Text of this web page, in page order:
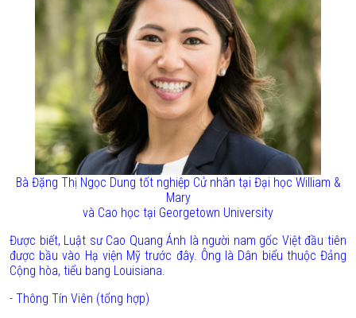
Bà Đặng Thị Ngọc Dung tốt nghiệp Cử nhân tại Đại học William &
Mary
và Cao học tại Georgetown University
Được biết, Luật sư Cao Quang Ánh là người nam gốc Việt đầu tiên
được bầu vào Hạ viện Mỹ trước đây. Ông là Dân biểu thuộc Đảng
Cộng hòa, tiểu bang Louisiana.
- Thông Tín Viên (tổng hợp)